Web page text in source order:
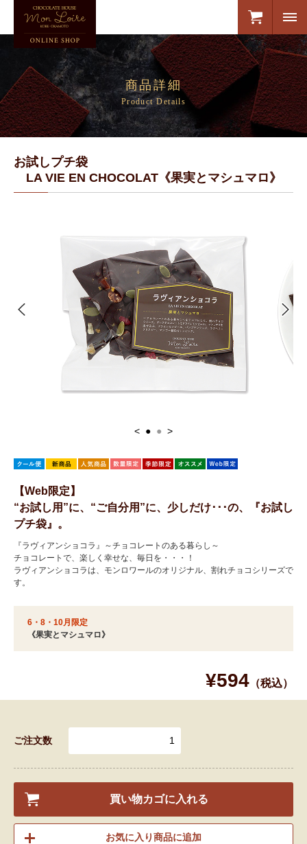
商品詳細
Product Details
お試しプチ袋
LA VIE EN CHOCOLAT《果実とマシュマロ》
< ● ● >
【Web限定】
“お試し用”に、“ご自分用”に、少しだけ･･･の、『お試し
プチ袋』。
『ラヴィアンショコラ』～チョコレートのある暮らし～
チョコレートで、楽しく幸せな、毎日を・・・！
ラヴィアンショコラは、モンロワールのオリジナル、割れチョコシリーズで
す。
6・8・10月限定
《果実とマシュマロ》
¥594 （税込）
ご注文数
買い物カゴに入れる
お気に入り商品に追加